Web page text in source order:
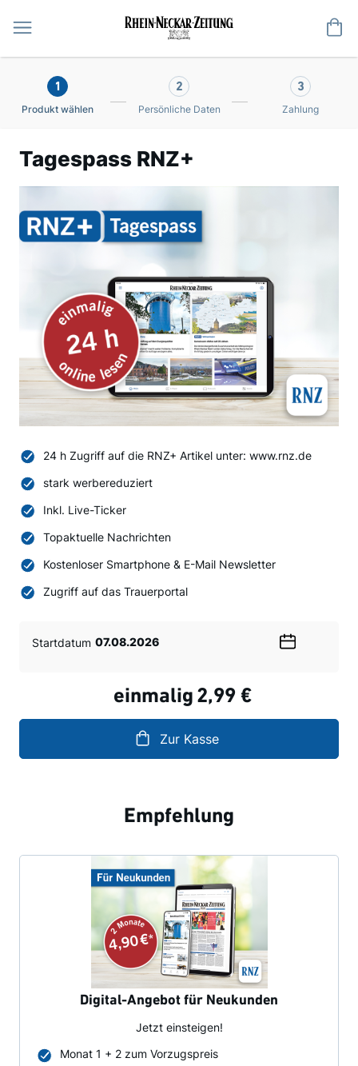
1
Produkt wählen
2
Persönliche Daten
3
Zahlung
Tagespass RNZ+
24 h Zugriff auf die RNZ+ Artikel unter: www.rnz.de
stark werbereduziert
Inkl. Live-Ticker
Topaktuelle Nachrichten
Kostenloser Smartphone & E-Mail Newsletter
Zugriff auf das Trauerportal
Startdatum
einmalig 2,99 €
Zur Kasse
Empfehlung
Digital-Angebot für Neukunden
Jetzt einsteigen!
Monat 1 + 2 zum Vorzugspreis